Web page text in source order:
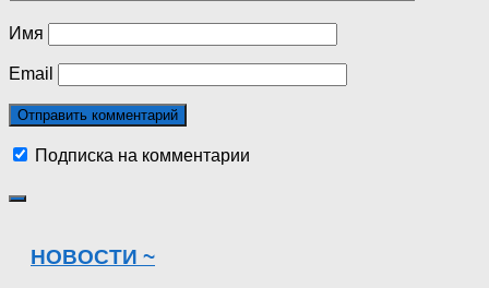
Имя
Email
Подписка на комментарии
НОВОСТИ ~